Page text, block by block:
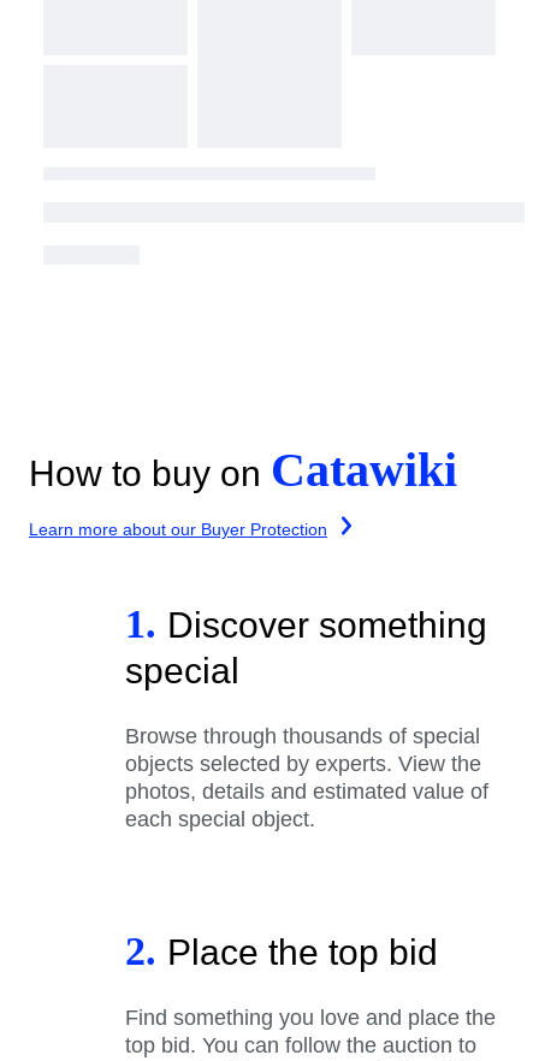
How to buy on Catawiki
Learn more about our Buyer Protection
1. Discover something
special
Browse through thousands of special
objects selected by experts. View the
photos, details and estimated value of
each special object.
2. Place the top bid
Find something you love and place the
top bid. You can follow the auction to